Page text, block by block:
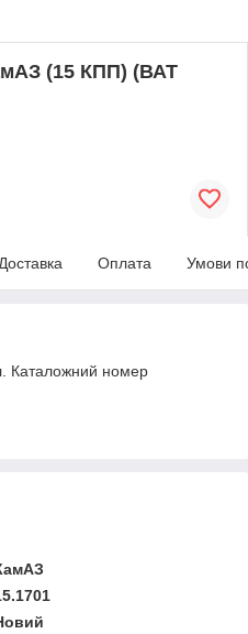
(15 КПП) (ВАТ
Доставка Оплата Умови
Каталожний номер